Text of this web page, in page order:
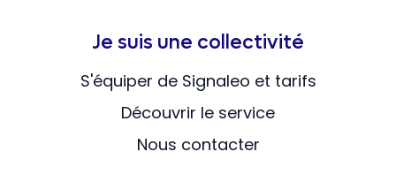
Je suis une collectivité
S'équiper de Signaleo et tarifs
Découvrir le service
Nous contacter